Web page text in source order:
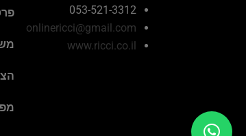
053-521-3312
onlinericci@gmail.com
www.ricci.co.il